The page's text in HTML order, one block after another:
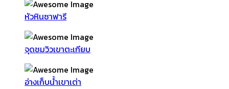
หัวหินซาฟารี
จุดชมวิวเขาตะเกียบ
อ่างเก็บน้ำเขาเต่า